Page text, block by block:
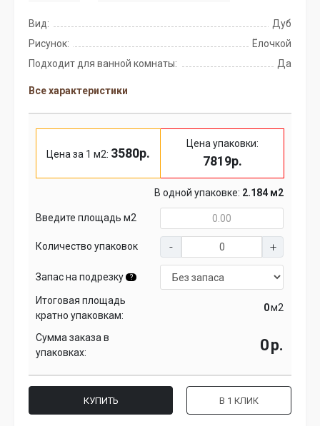
Вид:
Дуб
Рисунок:
Ёлочкой
Подходит для ванной комнаты:
Да
Все характеристики
Цена за 1 м2: 3580р.
Цена упаковки:
7819р.
В одной упаковке: 2.184 м2
Введите площадь м2
Количество упаковок
Запас на подрезку ?
Итоговая площадь
кратно упаковкам:
м2
Сумма заказа в
упаковках:
р.
КУПИТЬ В 1 КЛИК